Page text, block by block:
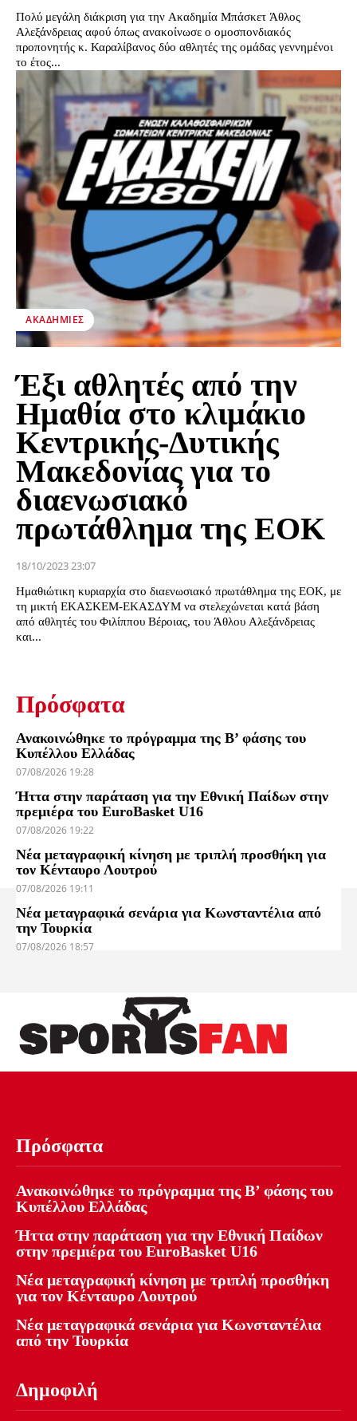
Πολύ μεγάλη διάκριση για την Ακαδημία Μπάσκετ Άθλος
Αλεξάνδρειας αφού όπως ανακοίνωσε ο ομοσπονδιακός
προπονητής κ. Καραλίβανος δύο αθλητές της ομάδας γεννημένοι
το έτος...
ΑΚΑΔΗΜΊΕΣ
Έξι αθλητές από την
Ημαθία στο κλιμάκιο
Κεντρικής-Δυτικής
Μακεδονίας για το
διαενωσιακό
πρωτάθλημα της ΕΟΚ
18/10/2023 23:07
Ημαθιώτικη κυριαρχία στο διαενωσιακό πρωτάθλημα της ΕΟΚ, με
τη μικτή ΕΚΑΣΚΕΜ-ΕΚΑΣΔΥΜ να στελεχώνεται κατά βάση
από αθλητές του Φιλίππου Βέροιας, του Άθλου Αλεξάνδρειας
και...
Πρόσφατα
Ανακοινώθηκε το πρόγραμμα της Β’ φάσης του
Κυπέλλου Ελλάδας
07/08/2026 19:28
Ήττα στην παράταση για την Εθνική Παίδων στην
πρεμιέρα του EuroBasket U16
07/08/2026 19:22
Νέα μεταγραφική κίνηση με τριπλή προσθήκη για
τον Κένταυρο Λουτρού
07/08/2026 19:11
Νέα μεταγραφικά σενάρια για Κωνσταντέλια από
την Τουρκία
07/08/2026 18:57
Πρόσφατα
Ανακοινώθηκε το πρόγραμμα της Β’ φάσης του
Κυπέλλου Ελλάδας
Ήττα στην παράταση για την Εθνική Παίδων
στην πρεμιέρα του EuroBasket U16
Νέα μεταγραφική κίνηση με τριπλή προσθήκη
για τον Κένταυρο Λουτρού
Νέα μεταγραφικά σενάρια για Κωνσταντέλια
από την Τουρκία
Δημοφιλή